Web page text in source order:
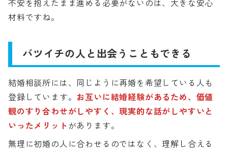
材料ですね。
バツイチの人と出会うこともできる
結婚相談所には、同じように再婚を希望している人も
登録しています。 お互いに結婚経験があるため、価値
観のすり合わせがしやすく、現実的な話がしやすいと
いったメリット があります。
無理に初婚の人に合わせるのではなく、理解し合える